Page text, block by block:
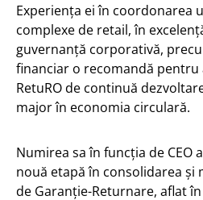
Experiența ei în coordonarea
complexe de retail, în
guvernanță corporativă,
financiar o recomandă
RetuRO de continuă
major în economia circulară.
Numirea sa în funcția de CEO
nouă etapă în consolidarea și
de Garanție-Returnare, aflat